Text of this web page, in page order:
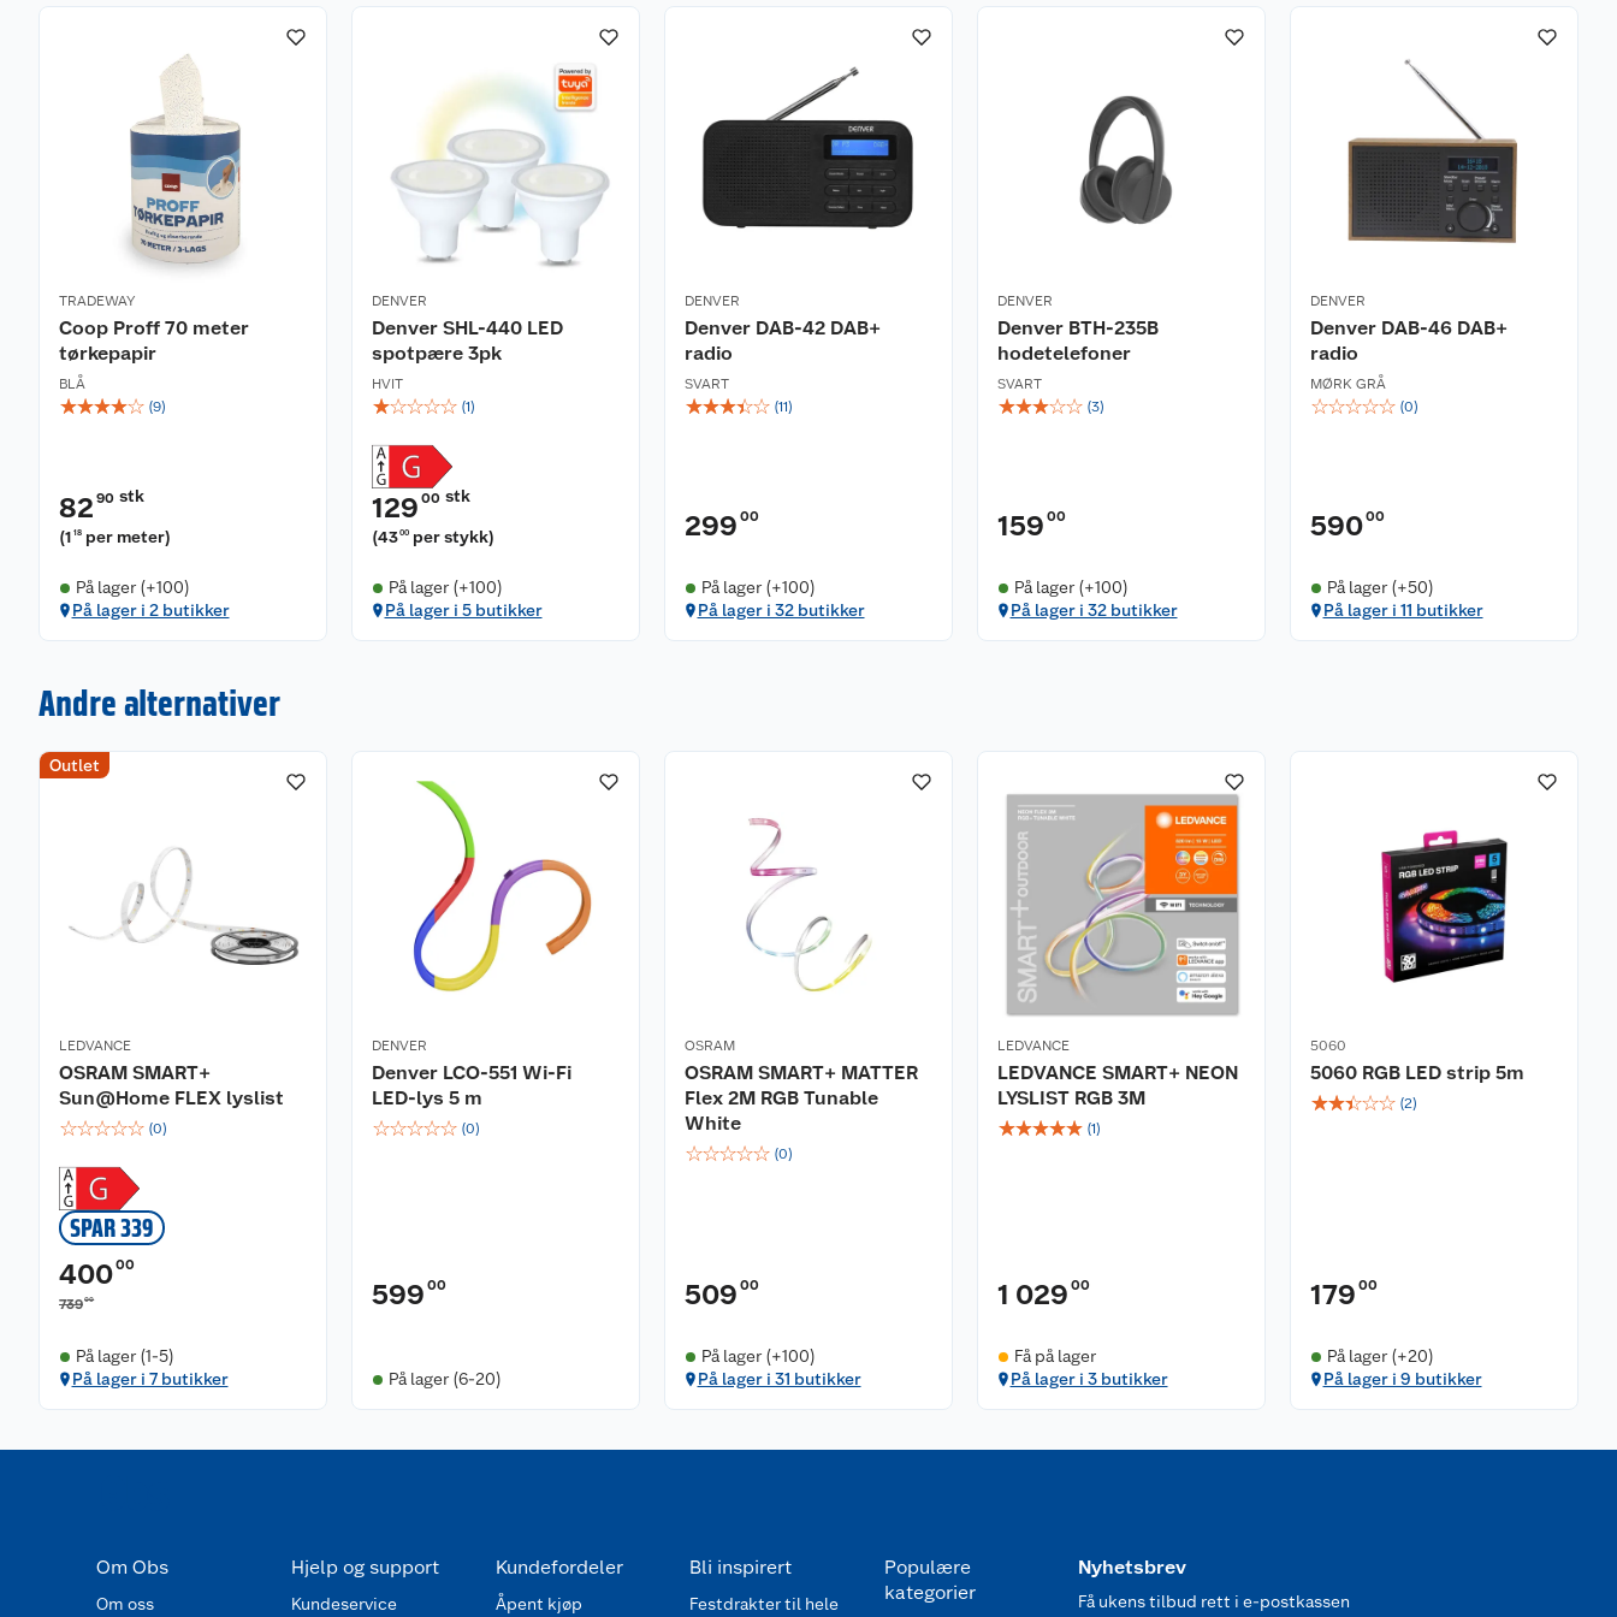
TRADEWAY
Coop Proff 70 meter
tørkepapir
BLÅ
☆☆☆☆☆ (9)
82 90 stk
(1 18 per meter)
På lager (+100)
På lager i 2 butikker
DENVER
Denver SHL-440 LED
spotpære 3pk
HVIT
☆☆☆☆☆ (1)
129 00 stk
(4300 per stykk)
På lager (+100)
På lager i 5 butikker
DENVER
Denver DAB-42 DAB+
radio
SVART
☆☆☆☆☆ (11)
299 00
På lager (+100)
På lager i 32 butikker
DENVER
Denver BTH-235B
hodetelefoner
SVART
☆☆☆☆☆ (3)
159 00
På lager (+100)
På lager i 32 butikker
DENVER
Denver DAB-46 DAB+
radio
MØRK GRÅ
☆☆☆☆☆ (0)
59000
På lager (+50)
På lager i 11 butikker
Andre alternativer
Outlet
LEDVANCE
OSRAM SMART+
Sun@Home FLEX lyslist
☆☆☆☆☆ (0)
SPAR 339
40000
73900
På lager (1-5)
På lager i 7 butikker
DENVER
Denver LCO-551 Wi-Fi
LED-lys 5 m
☆☆☆☆☆ (0)
599 00
På lager (6-20)
OSRAM
OSRAM SMART+ MATTER
Flex 2M RGB Tunable
White
☆☆☆☆☆ (0)
509 00
På lager (+100)
På lager i 31 butikker
LEDVANCE
LEDVANCE SMART+ NEON
LYSLIST RGB 3M
☆☆☆☆☆ (1)
1 029 00
Få på lager
På lager i 3 butikker
5060
5060 RGB LED strip 5m
☆☆☆☆☆ (2)
179 00
På lager (+20)
På lager i 9 butikker
Om Obs
Om oss
Hjelp og support
Kundeservice
Kundefordeler
Åpent kjøp
Bli inspirert
Festdrakter til hele
Populære
kategorier
Nyhetsbrev
Få ukens tilbud rett i e-postkassen